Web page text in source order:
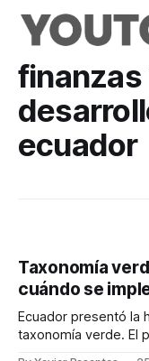
finanzas
ecuador
Taxonomía
cuándo se
Ecuador presentó la
taxonomía verde. El